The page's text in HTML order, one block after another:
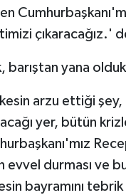
çıkaracağız.'
barıştan yana
arzu ettiği şey,
yer, bütün
evvel durması ve
bayramını